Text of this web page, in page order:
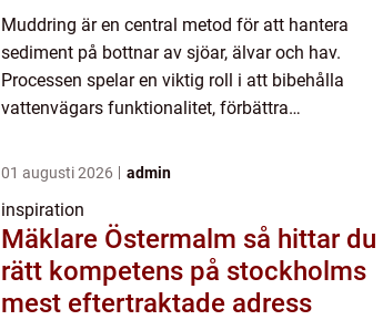
Muddring är en central metod för att hantera
sediment på bottnar av sjöar, älvar och hav.
Processen spelar en viktig roll i att bibehålla
vattenvägars funktionalitet, förbättra
01 augusti 2026 admin
inspiration
Mäklare Östermalm så hittar du
rätt kompetens på stockholms
mest eftertraktade adress